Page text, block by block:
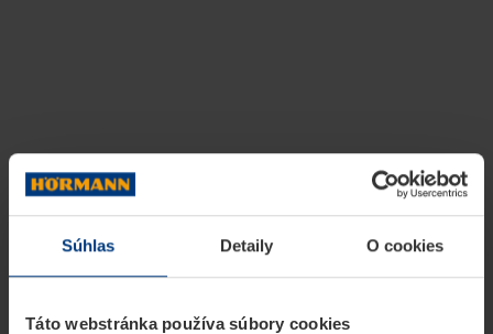
Súhlas Detaily O cookies
Táto webstránka používa súbory cookies